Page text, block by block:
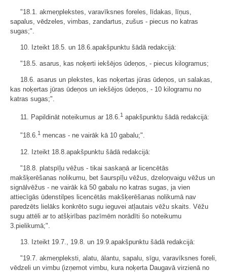
"18.1. akmeņplekstes, varavīksnes foreles, līdakas, līņus,
sapalus, vēdzeles, vimbas, zandartus, zušus - piecus no katras
sugas;".
10. Izteikt 18.5. un 18.6.apakšpunktu šādā redakcijā:
"18.5. asarus, kas noķerti iekšējos ūdeņos, - piecus kilogramus;
18.6. asarus un plekstes, kas noķertas jūras ūdeņos, un salakas,
kas noķertas jūras ūdeņos un iekšējos ūdeņos, - 10 kilogramu no
katras sugas;".
11. Papildināt noteikumus ar 18.6.1 apakšpunktu šādā redakcijā:
"18.6.1 mencas - ne vairāk kā 10 gabalu;".
12. Izteikt 18.8.apakšpunktu šādā redakcijā:
"18.8. platspīļu vēžus - tikai saskaņā ar licencētās
makšķerēšanas nolikumu, bet šaurspīļu vēžus, dzeloņvaigu vēžus un
signālvēžus - ne vairāk kā 50 gabalu no katras sugas, ja vien
attiecīgās ūdenstilpes licencētās makšķerēšanas nolikumā nav
paredzēts lielāks konkrēto sugu ieguvei atļautais vēžu skaits. Vēžu
sugu attēli ar to atšķirības pazīmēm norādīti šo noteikumu
3.pielikumā;".
13. Izteikt 19.7., 19.8. un 19.9.apakšpunktu šādā redakcijā:
"19.7. akmeņpleksti, alatu, ālantu, sapalu, sīgu, varavīksnes foreli,
vēdzeli un vimbu (izņemot vimbu, kura noķerta Daugavā virzienā no